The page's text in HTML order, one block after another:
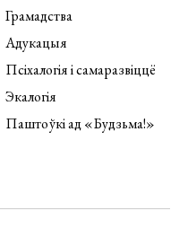
Грамадства
Адукацыя
Псіхалогія і самаразвіццё
Экалогія
Паштоўкі ад «Будзьма!»